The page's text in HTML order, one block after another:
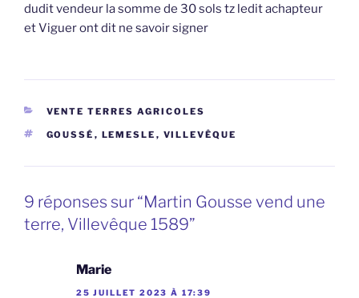
dudit vendeur la somme de 30 sols tz ledit achapteur
et Viguer ont dit ne savoir signer
CATÉGORIES
VENTE TERRES AGRICOLES
ÉTIQUETTES
GOUSSÉ , LEMESLE , VILLEVÊQUE
9 réponses sur “Martin Gousse vend une
terre, Villevêque 1589”
Marie
25 JUILLET 2023 À 17:39